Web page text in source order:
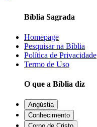
Bíblia Sagrada
Homepage
Pesquisar na Bíblia
Política de Privacidade
Termo de Uso
O que a Bíblia diz
Angústia
Conhecimento